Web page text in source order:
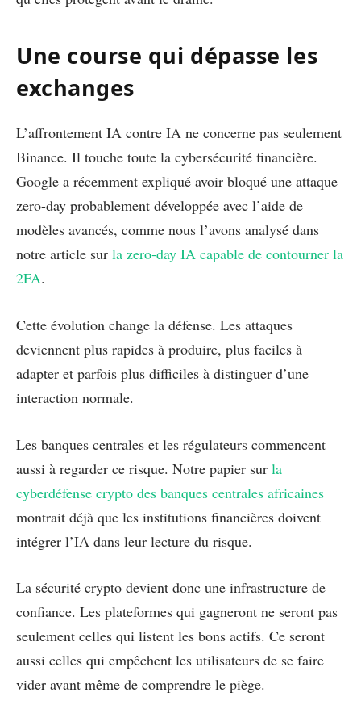
Une course qui dépasse les
exchanges
L’affrontement IA contre IA ne concerne pas seulement
Binance. Il touche toute la cybersécurité financière.
Google a récemment expliqué avoir bloqué une attaque
zero-day probablement développée avec l’aide de
modèles avancés, comme nous l’avons analysé dans
notre article sur la zero-day IA capable de contourner la
2FA.
Cette évolution change la défense. Les attaques
deviennent plus rapides à produire, plus faciles à
adapter et parfois plus difficiles à distinguer d’une
interaction normale.
Les banques centrales et les régulateurs commencent
aussi à regarder ce risque. Notre papier sur la
cyberdéfense crypto des banques centrales africaines
montrait déjà que les institutions financières doivent
intégrer l’IA dans leur lecture du risque.
La sécurité crypto devient donc une infrastructure de
confiance. Les plateformes qui gagneront ne seront pas
seulement celles qui listent les bons actifs. Ce seront
aussi celles qui empêchent les utilisateurs de se faire
vider avant même de comprendre le piège.